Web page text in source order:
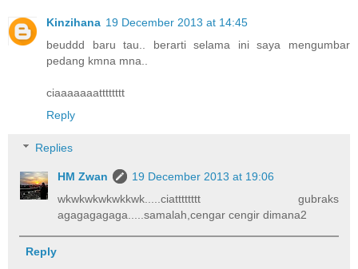
Kinzihana 19 December 2013 at 14:45
beuddd baru tau.. berarti selama ini saya mengumbar
pedang kmna mna..
ciaaaaaaatttttttt
Reply
Replies
HM Zwan
19 December 2013 at 19:06
wkwkwkwkwkkwk.....ciatttttttt gubraks
agagagagaga.....samalah,cengar cengir dimana2
Reply